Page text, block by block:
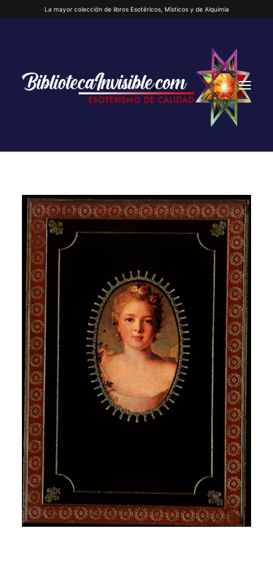
La mayor colección de libros Esotéricos, Místicos y de Alquimia
INICIO
QUIENES SOMOS
CATEGORÍAS
AUTORES DESTACADOS
GLOSARIO
CONTACTO
LOGIN / REGISTER
CART